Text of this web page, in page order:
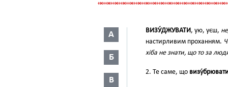
А
Б
В
ВИЗУ́ДЖУВАТИ, ую, уєш,
настирливим проханням.
хіба не знати, що то за
2. Те саме, що визу́брювати